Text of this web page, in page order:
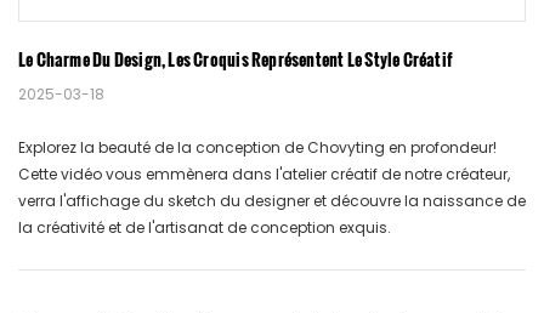
Le Charme Du Design, Les Croquis Représentent Le Style Créatif
2025-03-18
Explorez la beauté de la conception de Chovyting en profondeur!
Cette vidéo vous emmènera dans l'atelier créatif de notre créateur,
verra l'affichage du sketch du designer et découvre la naissance de
la créativité et de l'artisanat de conception exquis.